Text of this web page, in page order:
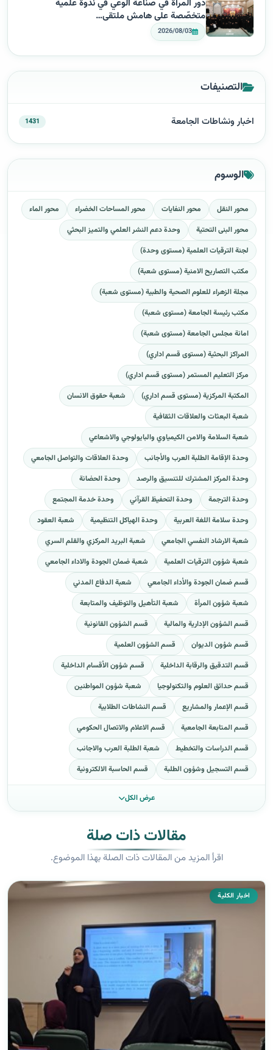
دور المرأة في صناعة الوعي في ندوة علمية
متخصّصة على هامش ملتقى…
2026/08/03
التصنيفات
اخبار ونشاطات الجامعة 1431
الوسوم
محور النقل محور النفايات محور المساحات الخضراء
محور الماء
محور البنى التحتية
وحدة دعم النشر العلمي والتميز البحثي
لجنة الترقيات العلمية (مستوى وحدة)
مكتب التصاريح الامنية (مستوى شعبة)
مجلة الزهراء للعلوم الصحية والطبية (مستوى شعبة)
مكتب رئيسة الجامعة (مستوى شعبة)
امانة مجلس الجامعة (مستوى شعبة)
المراكز البحثية (مستوى قسم اداري)
مركز التعليم المستمر (مستوى قسم اداري)
المكتبة المركزية (مستوى قسم اداري)
شعبة حقوق الانسان
شعبة البعثات والعلاقات الثقافية
شعبة السلامة والامن الكيمياوي والبايولوجي والاشعاعي
وحدة الإقامة الطلبة العرب والأجانب
وحدة العلاقات والتواصل الجامعي
وحدة المركز المشترك للتنسيق والرصد
وحدة الحضانة
وحدة الترجمة
وحدة التحفيظ القرآني
وحدة خدمة المجتمع
وحدة سلامة اللغة العربية
وحدة الهياكل التنظيمية
شعبة العقود
شعبة الارشاد النفسي الجامعي
شعبة البريد المركزي والقلم السري
شعبة شؤون الترقيات العلمية
شعبة ضمان الجودة والاداء الجامعي
قسم ضمان الجودة والأداء الجامعي
شعبة الدفاع المدني
شعبة شؤون المرأة
شعبة التأهيل والتوظيف والمتابعة
قسم الشؤون الإدارية والمالية
قسم الشؤون القانونية
قسم شؤون الديوان
قسم الشؤون العلمية
قسم التدقيق والرقابة الداخلية
قسم شؤون الأقسام الداخلية
قسم حدائق العلوم والتكنولوجيا
شعبة شؤون المواطنين
قسم الإعمار والمشاريع
قسم النشاطات الطلابية
قسم المتابعة الجامعية
قسم الاعلام والاتصال الحكومي
قسم الدراسات والتخطيط
شعبة الطلبة العرب والاجانب
قسم التسجيل وشؤون الطلبة
قسم الحاسبة الالكترونية
عرض الكل
مقالات ذات صلة
اقرأ المزيد من المقالات ذات الصلة بهذا الموضوع.
اخبار الكلية